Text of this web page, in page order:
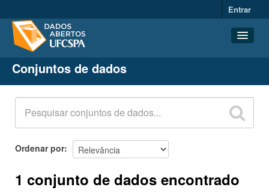
Entrar
Conjuntos de dados
Organizações
Grupos
Sobre
Conjuntos de dados
Ordenar por
1 conjunto de dados encontrado